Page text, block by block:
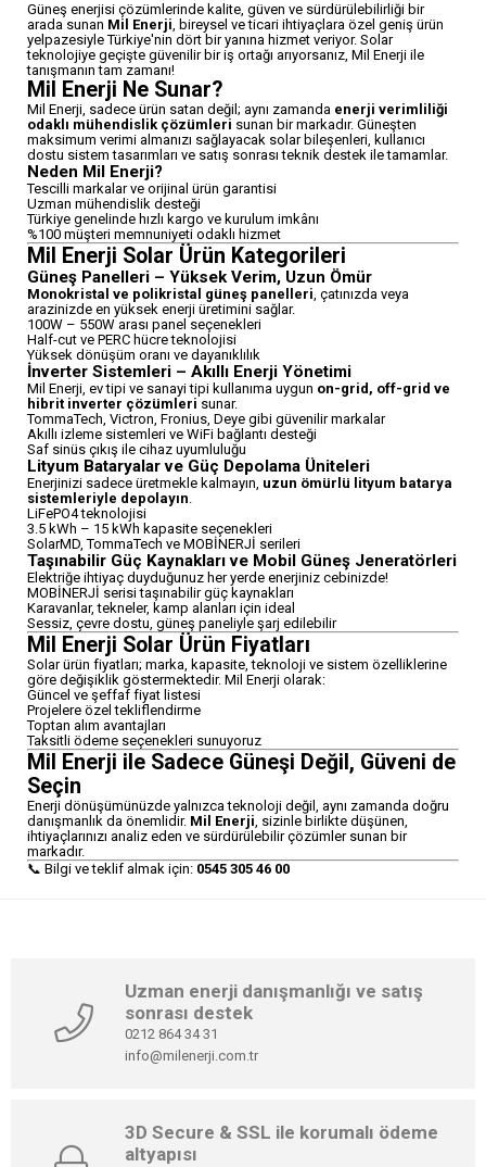
👉Mobinerji 1500W
Taşınabilir Güç Kaynağı +
400W Katlanabilir Güneş
✔️ Daha yüksek kapasite
✔️ Daha hızlı şarj
✔️ Güncel stok ve destek
avantajı
Bilgi Al
Güneş enerjisi çözümlerinde kalite, güven ve sürdürülebilirliği bir
arada sunan Mil Enerji, bireysel ve ticari ihtiyaçlara özel geniş ürün
yelpazesiyle Türkiye'nin dört bir yanına hizmet veriyor. Solar
teknolojiye geçişte güvenilir bir iş ortağı arıyorsanız, Mil Enerji ile
tanışmanın tam zamanı!
Mil Enerji Ne Sunar?
Mil Enerji, sadece ürün satan değil; aynı zamanda enerji verimliliği
odaklı mühendislik çözümleri sunan bir markadır. Güneşten
maksimum verimi almanızı sağlayacak solar bileşenleri, kullanıcı
dostu sistem tasarımları ve satış sonrası teknik destek ile tamamlar.
Neden Mil Enerji?
Tescilli markalar ve orijinal ürün garantisi
Uzman mühendislik desteği
Türkiye genelinde hızlı kargo ve kurulum imkânı
%100 müşteri memnuniyeti odaklı hizmet
Mil Enerji Solar Ürün Kategorileri
Güneş Panelleri – Yüksek Verim, Uzun Ömür
Monokristal ve polikristal güneş panelleri, çatınızda veya
arazinizde en yüksek enerji üretimini sağlar.
100W – 550W arası panel seçenekleri
Half-cut ve PERC hücre teknolojisi
Yüksek dönüşüm oranı ve dayanıklılık
İnverter Sistemleri – Akıllı Enerji Yönetimi
Mil Enerji, ev tipi ve sanayi tipi kullanıma uygun on-grid, off-grid ve
hibrit inverter çözümleri sunar.
TommaTech, Victron, Fronius, Deye gibi güvenilir markalar
Akıllı izleme sistemleri ve WiFi bağlantı desteği
Saf sinüs çıkış ile cihaz uyumluluğu
Lityum Bataryalar ve Güç Depolama Üniteleri
Enerjinizi sadece üretmekle kalmayın, uzun ömürlü lityum batarya
sistemleriyle depolayın.
LiFePO4 teknolojisi
3.5 kWh – 15 kWh kapasite seçenekleri
SolarMD, TommaTech ve MOBİNERJİ serileri
Taşınabilir Güç Kaynakları ve Mobil Güneş Jeneratörleri
Elektriğe ihtiyaç duyduğunuz her yerde enerjiniz cebinizde!
MOBİNERJİ serisi taşınabilir güç kaynakları
Karavanlar, tekneler, kamp alanları için ideal
Sessiz, çevre dostu, güneş paneliyle şarj edilebilir
Mil Enerji Solar Ürün Fiyatları
Solar ürün fiyatları; marka, kapasite, teknoloji ve sistem özelliklerine
göre değişiklik göstermektedir. Mil Enerji olarak:
Güncel ve şeffaf fiyat listesi
Projelere özel tekliflendirme
Toptan alım avantajları
Taksitli ödeme seçenekleri sunuyoruz
Mil Enerji ile Sadece Güneşi Değil, Güveni de
Seçin
Enerji dönüşümünüzde yalnızca teknoloji değil, aynı zamanda doğru
danışmanlık da önemlidir. Mil Enerji, sizinle birlikte düşünen,
ihtiyaçlarınızı analiz eden ve sürdürülebilir çözümler sunan bir
markadır.
📞 Bilgi ve teklif almak için: 0545 305 46 00
Uzman enerji danışmanlığı ve satış
sonrası destek
0212 864 34 31
info@milenerji.com.tr
3D Secure & SSL ile korumalı ödeme
altyapısı